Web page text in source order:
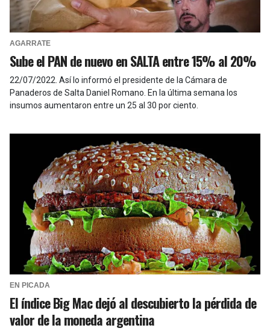
AGARRATE
Sube el PAN de nuevo en SALTA entre 15% al 20%
22/07/2022 Así lo informó el presidente de la Cámara de
Panaderos de Salta Daniel Romano. En la última semana los
insumos aumentaron entre un 25 al 30 por ciento.
EN PICADA
El índice Big Mac dejó al descubierto la pérdida de
valor de la moneda argentina